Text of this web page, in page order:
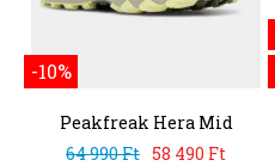
-10%
Peakfreak Hera Mid
Outdry
64 990 Ft 58 490 Ft